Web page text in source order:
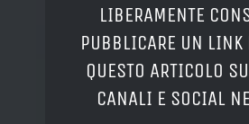
LIBERAMENTE
PUBBLICARE UN LINK
QUESTO ARTICOLO
CANALI E SOCIAL